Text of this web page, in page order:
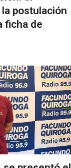
postulación
ficha de